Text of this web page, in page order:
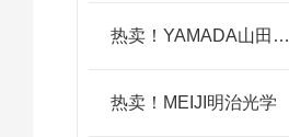
热卖！YAMADA山田光学
热卖！MEIJI明治光学